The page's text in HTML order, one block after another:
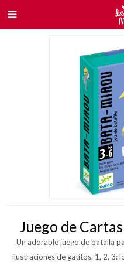

Juego de
Un adorable juego de batalla
ilustraciones de gatitos. 1, 2, 3: